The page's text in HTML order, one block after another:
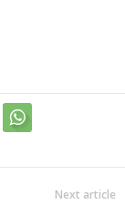
Next article